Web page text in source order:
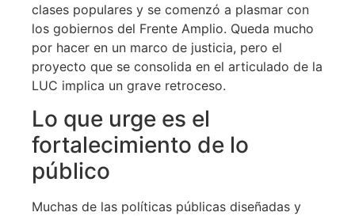
clases populares y se comenzó a plasmar con
los gobiernos del Frente Amplio. Queda mucho
por hacer en un marco de justicia, pero el
proyecto que se consolida en el articulado de la
LUC implica un grave retroceso.
Lo que urge es el
fortalecimiento de lo
público
Muchas de las políticas públicas diseñadas y